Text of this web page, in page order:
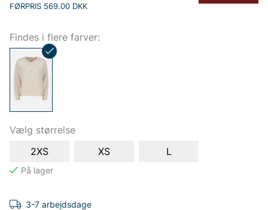
FØRPRIS 569.00 DKK
Findes i flere farver:
Vælg størrelse
2XS
XS L
3-7 arbejdsdage